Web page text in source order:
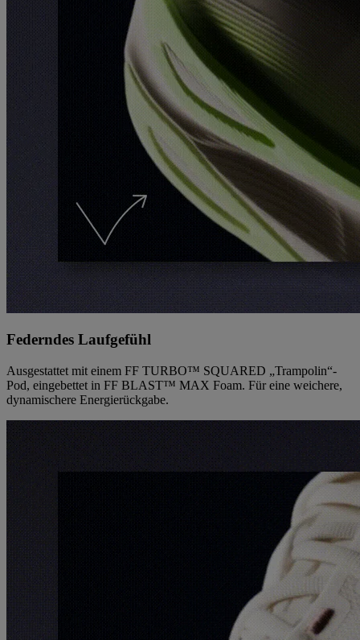
Federndes Laufgefühl
Ausgestattet mit einem FF TURBO™ SQUARED „Trampolin“-
Pod, eingebettet in FF BLAST™ MAX Foam. Für eine weichere,
dynamischere Energierückgabe.